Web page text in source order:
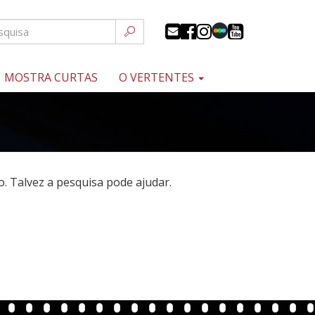
MOSTRA CURTAS O VERTENTES
Talvez a pesquisa pode ajudar.